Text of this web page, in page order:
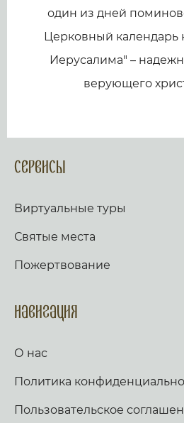
один из дней
Церковный календарь
Иерусалима" –
верующего
Сервисы
Виртуальные туры
Святые места
Пожертвование
Навигация
О нас
Политика
Пользовательское